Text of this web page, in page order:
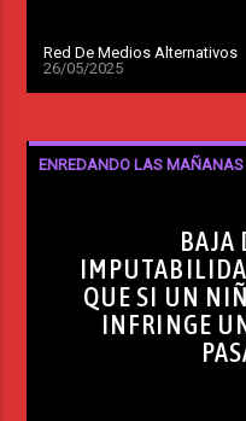
Red De Medios Alternativos
26/05/2025
ENREDANDO LAS MAÑANAS
BAJA
QUE SI UN
INFRINGE